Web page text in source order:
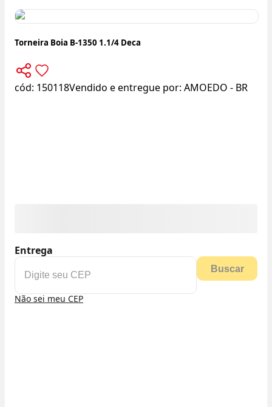
Torneira Boia B-1350 1.1/4 Deca
cód: 150118Vendido e entregue por: AMOEDO - BR
Entrega
Buscar
Não sei meu CEP